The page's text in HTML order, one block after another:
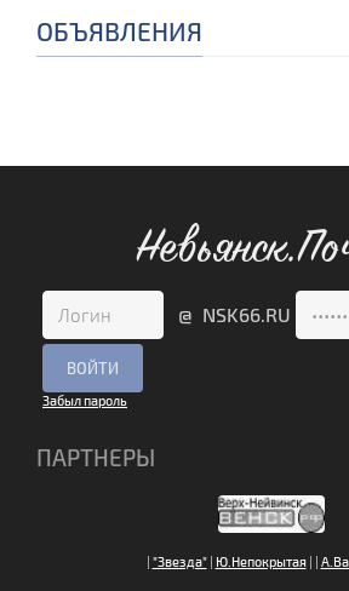
ОБЪЯВЛЕНИЯ
@ NSK66.RU
Забыл пароль
ПАРТНЕРЫ
| "Звезда"| Ю.Непокрытая| |